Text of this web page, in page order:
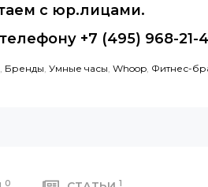
с юр.лицами.
+7 (495) 968-21-
Бренды Умные часы Whoop Фитнес-
0 1